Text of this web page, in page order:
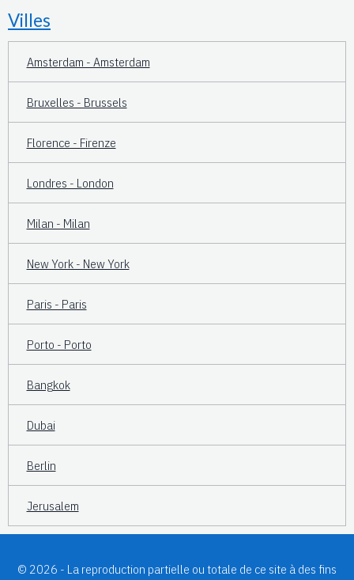
Villes
Amsterdam - Amsterdam
Bruxelles - Brussels
Florence - Firenze
Londres - London
Milan - Milan
New York - New York
Paris - Paris
Porto - Porto
Bangkok
Dubai
Berlin
Jerusalem
© 2026 - La reproduction partielle ou totale de ce site à des fins